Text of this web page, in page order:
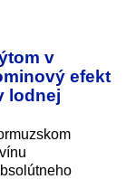
v
efekt
lodnej